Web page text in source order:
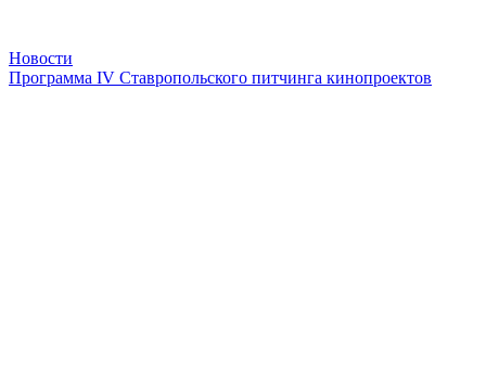
Новости
Программа IV Ставропольского питчинга кинопроектов